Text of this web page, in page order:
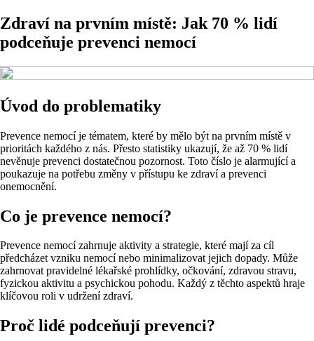
Zdraví na prvním místě: Jak 70 % lidí
podceňuje prevenci nemocí
Úvod do problematiky
Prevence nemocí je tématem, které by mělo být na prvním místě v
prioritách každého z nás. Přesto statistiky ukazují, že až 70 % lidí
nevěnuje prevenci dostatečnou pozornost. Toto číslo je alarmující a
poukazuje na potřebu změny v přístupu ke zdraví a prevenci
onemocnění.
Co je prevence nemocí?
Prevence nemocí zahrnuje aktivity a strategie, které mají za cíl
předcházet vzniku nemocí nebo minimalizovat jejich dopady. Může
zahrnovat pravidelné lékařské prohlídky, očkování, zdravou stravu,
fyzickou aktivitu a psychickou pohodu. Každý z těchto aspektů hraje
klíčovou roli v udržení zdraví.
Proč lidé podceňují prevenci?